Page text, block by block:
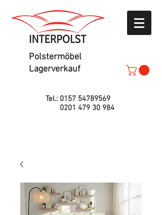
Polstermöbel
Lagerverkauf
Tel.: 0157 54789569
0201 479 30 984